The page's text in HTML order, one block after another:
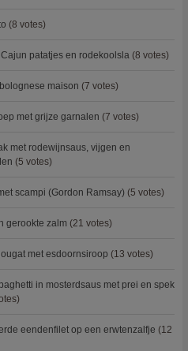
(8 votes)
Cajun patatjes en rodekoolsla (8 votes)
maison (7 votes)
met grijze garnalen (7 votes)
met rodewijnsaus, vijgen en
(5 votes)
scampi (Gordon Ramsay) (5 votes)
gerookte zalm (21 votes)
met esdoornsiroop (13 votes)
in mosterdsaus met prei en spek
eendenfilet op een erwtenzalfje (12